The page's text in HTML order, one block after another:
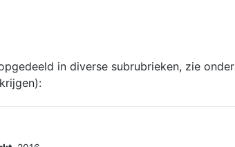
in diverse subrubrieken, zie onder